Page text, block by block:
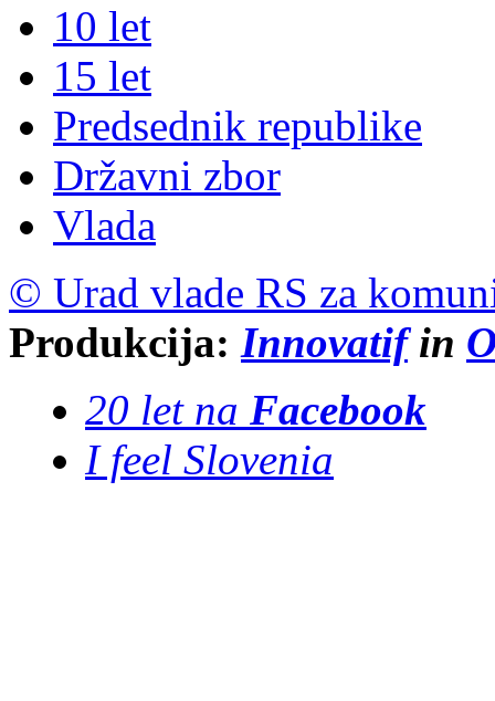
10 let
15 let
Predsednik republike
Državni zbor
Vlada
© Urad vlade RS za
Produkcija: Innovatifin
20 let na Facebook
I feel Slovenia